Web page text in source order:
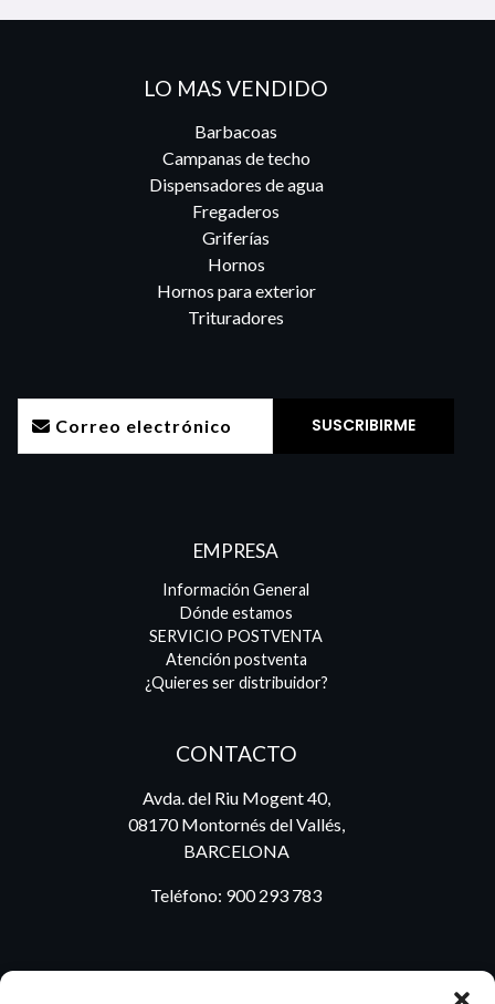
LO MAS VENDIDO
Barbacoas
Campanas de techo
Dispensadores de agua
Fregaderos
Griferías
Hornos
Hornos para exterior
Trituradores
EMPRESA
Información General
Dónde estamos
SERVICIO POSTVENTA
Atención postventa
¿Quieres ser distribuidor?
CONTACTO
Avda. del Riu Mogent 40,
08170 Montornés del Vallés,
BARCELONA
Teléfono: 900 293 783